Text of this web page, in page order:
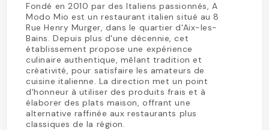
Fondé en 2010 par des Italiens passionnés, A
Modo Mio est un restaurant italien situé au 8
Rue Henry Murger, dans le quartier d'Aix-les-
Bains. Depuis plus d'une décennie, cet
établissement propose une expérience
culinaire authentique, mêlant tradition et
créativité, pour satisfaire les amateurs de
cuisine italienne. La direction met un point
d'honneur à utiliser des produits frais et à
élaborer des plats maison, offrant une
alternative raffinée aux restaurants plus
classiques de la région.